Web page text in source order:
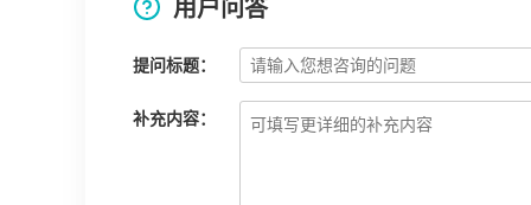
用户问答
提问标题：
补充内容：